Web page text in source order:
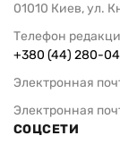
01010 Киев, ул.
Телефон
+380 (44) 280-
Электронная
Электронная
СОЦСЕТИ